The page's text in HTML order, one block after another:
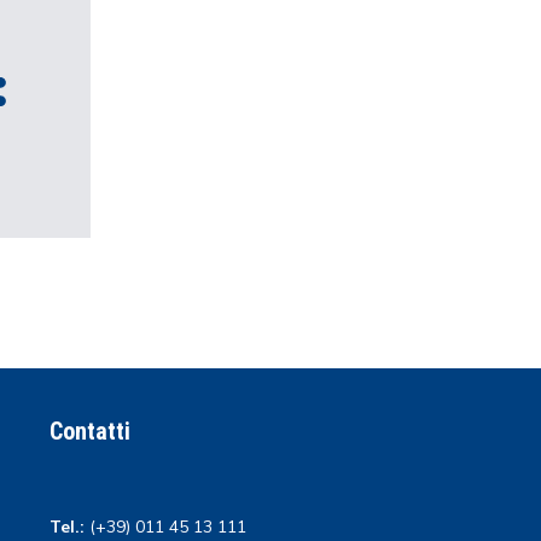
Contatti
Tel.: (+39) 011 45 13 111